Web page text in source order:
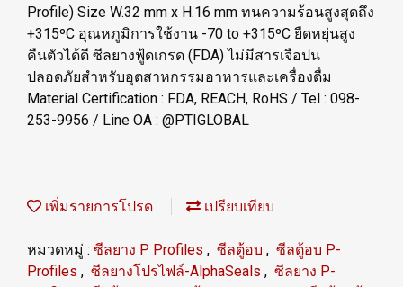
Profile) Size W.32 mm x H.16 mm ทนความร้อนสูงสุดถึง
+315ºC อุณหภูมิการใช้งาน -70 to +315ºC ยืดหยุ่นสูง
คืนตัวได้ดี ซีลยางฟู้ดเกรด (FDA) ไม่มีสารเจือปน
ปลอดภัยสำหรับอุตสาหกรรมอาหารและเครื่องดื่ม
Material Certification : FDA, REACH, RoHS / Tel : 098-
253-9956 / Line OA : @PTIGLOBAL
เพิ่มรายการโปรด เปรียบเทียบ
หมวดหมู่ : ซีลยาง P Profiles , ซีลตู้อบ , ซีลตู้อบ P-
Profiles , ซีลยางโปรไฟล์-AlphaSeals , ซีลยาง P-